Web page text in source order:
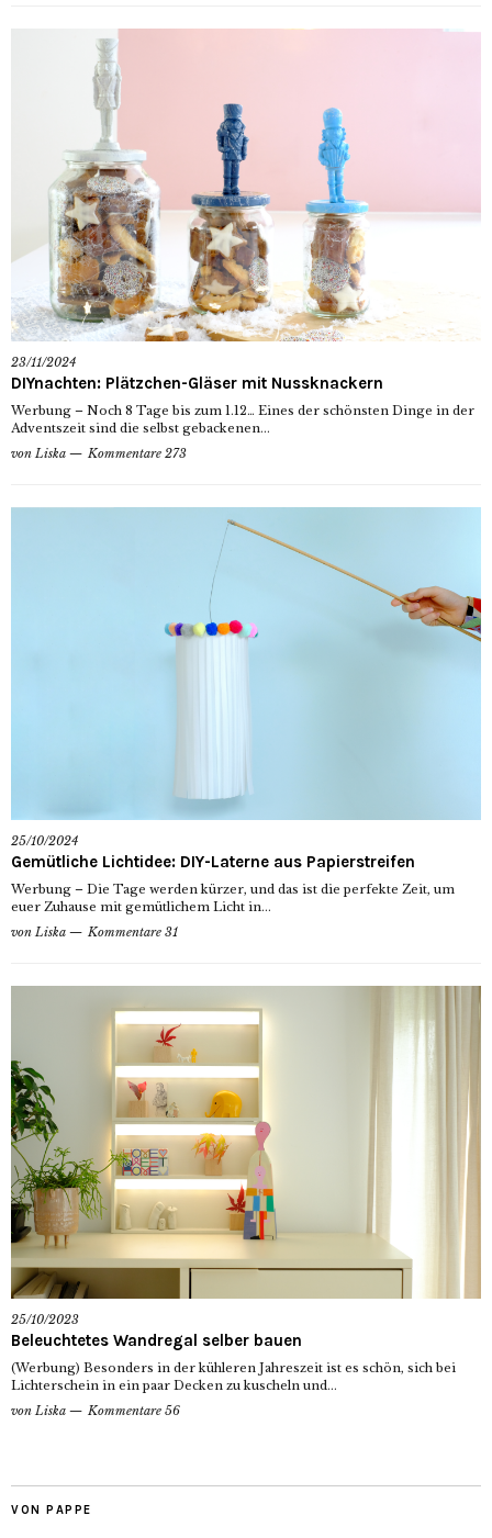
23/11/2024
DIYnachten: Plätzchen-Gläser mit Nussknackern
Werbung – Noch 8 Tage bis zum 1.12… Eines der schönsten Dinge in der
Adventszeit sind die selbst gebackenen...
von Liska Kommentare 273
25/10/2024
Gemütliche Lichtidee: DIY-Laterne aus Papierstreifen
Werbung – Die Tage werden kürzer, und das ist die perfekte Zeit, um
euer Zuhause mit gemütlichem Licht in...
von Liska Kommentare 31
25/10/2023
Beleuchtetes Wandregal selber bauen
(Werbung) Besonders in der kühleren Jahreszeit ist es schön, sich bei
Lichterschein in ein paar Decken zu kuscheln und...
von Liska Kommentare 56
VON PAPPE